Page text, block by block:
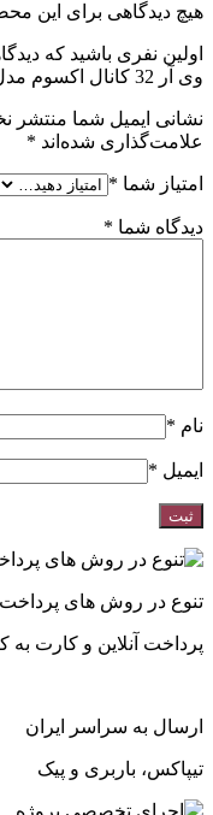
هیچ دیدگاهی برای این
اولین نفری باشید که
وی آر 32 کانال اکسوم مدل Exsom ENVR-3432X”
نشانی ایمیل شما منتشر
علامت‌گذاری شده‌اند *
امتیاز شما *
دیدگاه شما *
نام *
ایمیل *
تنوع در روش های پرداخت
پرداخت آنلاین و کارت به
ارسال به سراسر ایران
تیپاکس، باربری و پیک